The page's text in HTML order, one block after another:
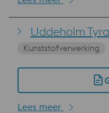
Uddeholm
Kunststofverwerking
Lees meer